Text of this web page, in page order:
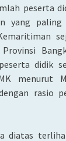
peserta
yang
didik
menurut
rasio
diatas